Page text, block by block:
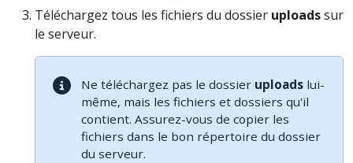
Téléchargez tous les fichiers du dossier uploadssur
le serveur.
Ne téléchargez pas le dossier uploadslui-
même, mais les fichiers et dossiers qu'il
contient. Assurez-vous de copier les
fichiers dans le bon répertoire du dossier
du serveur.